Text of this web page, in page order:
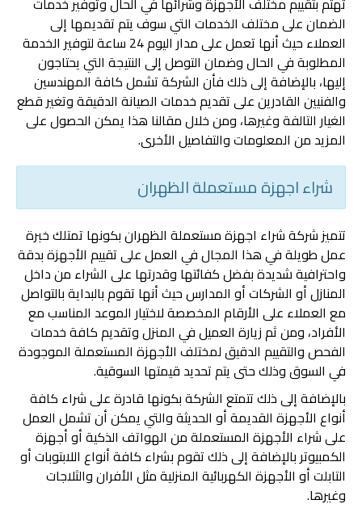
الضمان على مختلف الخدمات التي سوف يتم تقديمها إلى
العملاء حيث أنها تعمل على مدار اليوم 24 ساعة لتوفير الخدمة
المطلوبة في الحال وضمان التوصل إلى النتيجة التي يحتاجون
إليها، بالإضافة إلى ذلك فأن الشركة تشمل كافة المهندسين
والفنيين القادرين على تقديم خدمات الصيانة الدقيقة وتغير قطع
الغيار التالفة وغيرها، ومن خلال مقالنا هذا يمكن الحصول على
المزيد من المعلومات والتفاصيل الأخرى.
شراء اجهزة مستعملة الظهران
تتميز شركة شراء اجهزة مستعملة الظهران بكونها تمتلك خبرة
عمل طويلة في هذا المجال في العمل على تقييم الأجهزة بدقة
واحترافية شديدة بفضل كفائتها وقدرتها على الشراء من داخل
المنازل أو الشركات أو المدارس حيث أنها تقوم بالبداية بالتواصل
مع العملاء على الأرقام المخصصة لاختيار الموعد المناسب مع
الأفراد، ومن ثم زيارة العميل في المنزل وتقديم كافة خدمات
الفحص والتقييم الدقيق لمختلف الأجهزة المستعملة الموجودة
في السوق وذلك حتى يتم تحديد قيمتها السوقية.
بالإضافة إلى ذلك تتمتع الشركة بكونها قادرة على شراء كافة
أنواع الأجهزة القديمة أو الحديثة والتي يمكن أن تشمل العمل
على شراء الأجهزة المستعملة من الهواتف الذكية أو أجهزة
الكمبيوتر بالإضافة إلى ذلك تقوم بشراء كافة أنواع اللابتوبات أو
التابلت أو الأجهزة الكهربائية المنزلية مثل الأفران والثلاجات
وغيرها.